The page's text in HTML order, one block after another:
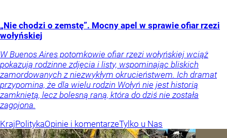
„Nie chodzi o zemstę”. Mocny apel w sprawie ofiar rzezi
wołyńskiej
W Buenos Aires potomkowie ofiar rzezi wołyńskiej wciąż
pokazują rodzinne zdjęcia i listy, wspominając bliskich
zamordowanych z niezwykłym okrucieństwem. Ich dramat
przypomina, że dla wielu rodzin Wołyń nie jest historią
zamkniętą, lecz bolesną raną, która do dziś nie została
zagojona.
KrajPolitykaOpinie i komentarzeTylko u Nas